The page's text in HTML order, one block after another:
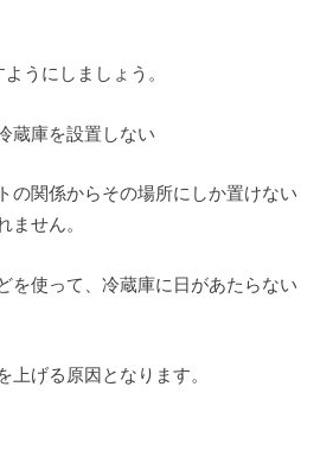
うにしましょう。
蔵庫を設置しない
の関係からその場所にしか置けない
ません。
を使って、冷蔵庫に日があたらない
上げる原因となります。